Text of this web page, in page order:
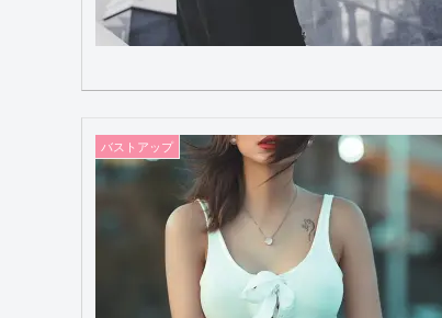
バストアップ